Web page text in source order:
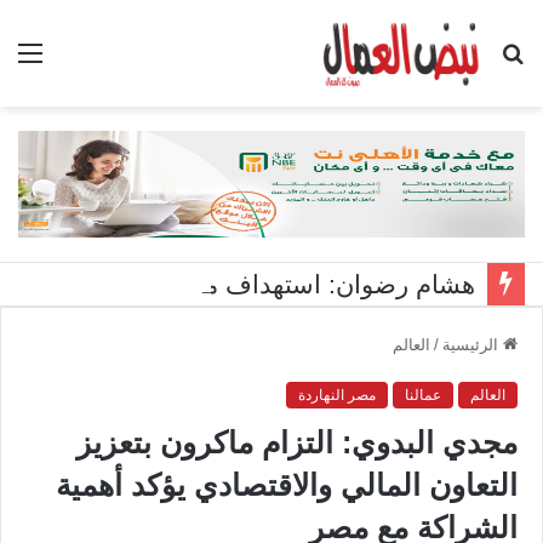
بحث
الرئيسية / العالم
العالم عمالنا مصر النهاردة
مجدي البدوي: التزام ماكرون بتعزيز
التعاون المالي والاقتصادي يؤكد أهمية
الشراكة مع مصر